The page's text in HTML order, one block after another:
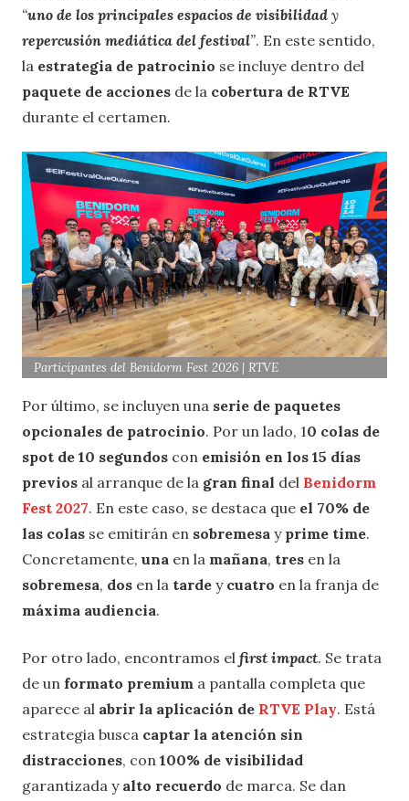
“uno de los principales espacios de visibilidad y
repercusión mediática del festival”. En este sentido,
la estrategia de patrocinio se incluye dentro del
paquete de acciones de la cobertura de RTVE
durante el certamen.
Participantes del Benidorm Fest 2026 | RTVE
Por último, se incluyen una serie de paquetes
opcionales de patrocinio. Por un lado, 10 colas de
spot de 10 segundos con emisión en los 15 días
previos al arranque de la gran final del Benidorm
Fest 2027. En este caso, se destaca que el 70% de
las colas se emitirán en sobremesa y prime time.
Concretamente, una en la mañana, tres en la
sobremesa, dos en la tarde y cuatro en la franja de
máxima audiencia.
Por otro lado, encontramos el first impact. Se trata
de un formato premium a pantalla completa que
aparece al abrir la aplicación de RTVE Play. Está
estrategia busca captar la atención sin
distracciones, con 100% de visibilidad
garantizada y alto recuerdo de marca. Se dan